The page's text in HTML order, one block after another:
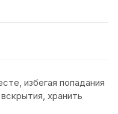
избегая попадания
хранить